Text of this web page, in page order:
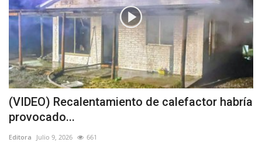
(VIDEO) Recalentamiento de calefactor habría
provocado...
Editora Julio 9, 2026 661